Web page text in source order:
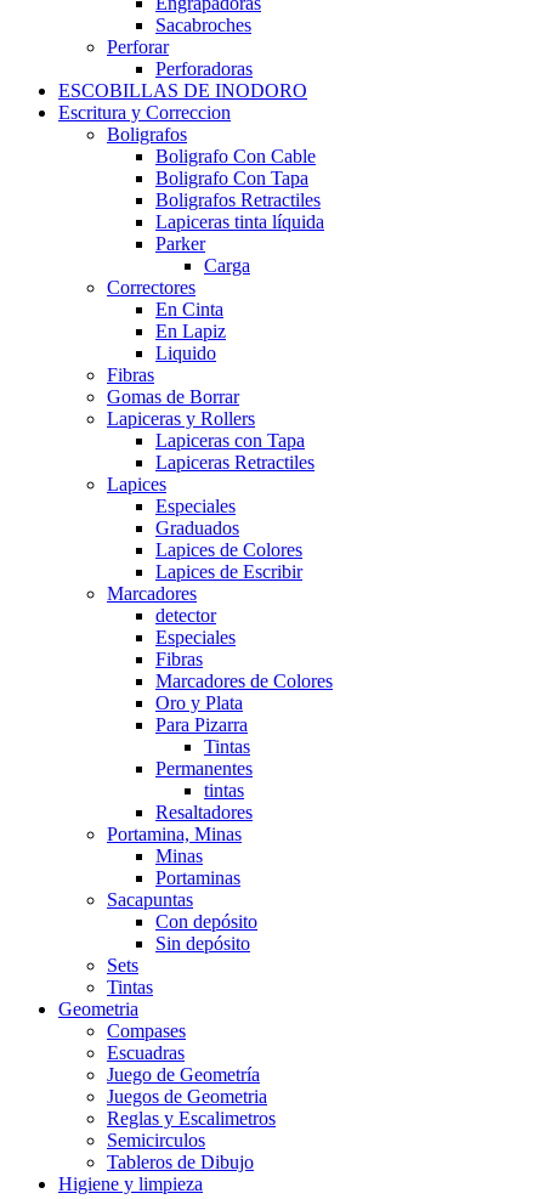
Sacabroches
Perforar
Perforadoras
ESCOBILLAS DE INODORO
Escritura y Correccion
Boligrafos
Boligrafo Con Cable
Boligrafo Con Tapa
Boligrafos Retractiles
Lapiceras tinta líquida
Parker
Carga
Correctores
En Cinta
En Lapiz
Liquido
Fibras
Gomas de Borrar
Lapiceras y Rollers
Lapiceras con Tapa
Lapiceras Retractiles
Lapices
Especiales
Graduados
Lapices de Colores
Lapices de Escribir
Marcadores
detector
Especiales
Fibras
Marcadores de Colores
Oro y Plata
Para Pizarra
Tintas
Permanentes
tintas
Resaltadores
Portamina, Minas
Minas
Portaminas
Sacapuntas
Con depósito
Sin depósito
Sets
Tintas
Geometria
Compases
Escuadras
Juego de Geometría
Juegos de Geometria
Reglas y Escalimetros
Semicirculos
Tableros de Dibujo
Higiene y limpieza